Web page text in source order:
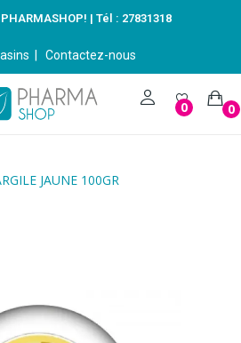
| Tél : 27831318
Contactez-nous
0 0
JAUNE 100GR